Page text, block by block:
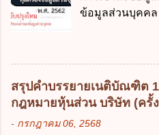
บาท ข้อ 4 ดอกเ
ราชการจำนวนที่
ง. ลาต่อเนื่องจ
รัฐมนตรี ว่าด้ว
2555 กำหนดใ
กันมาแล้วไม่น้อ
ผ่อนสะสมรวมกั
ข้อมูลส่วนบุคคล
การประมวลผ
ควบคุมข้อมูลส่
บุคคลตามหลักก
ปัจจุบัน ข. สมบูร
เข้าใจผิด ง. ถูก
กฎหมายคุ้มครอ
สรุปคำบรรยายเนติบัณฑิต
กฎหมายหุ้นส่วน บริษัท (ครั้
- กรกฎาคม 06, 2568